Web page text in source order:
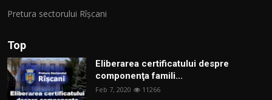
Pretura sectorului Rîșcani
Top
Eliberarea certificatului despre
componenţa famili...
Feb 7, 2020 11266